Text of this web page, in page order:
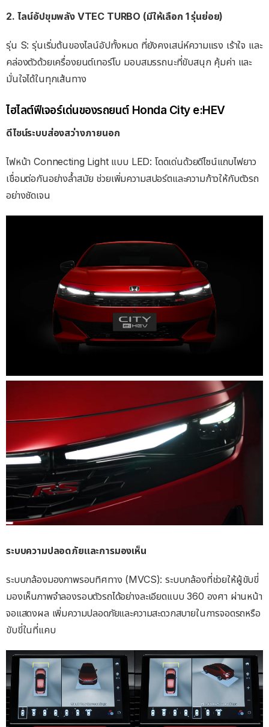
2. ไลน์อัปขุมพลัง VTEC TURBO (มีให้เลือก 1 รุ่นย่อย)
รุ่น S: รุ่นเริ่มต้นของไลน์อัปทั้งหมด ที่ยังคงเสน่ห์ความแรง เร้าใจ และ
คล่องตัวด้วยเครื่องยนต์เทอร์โบ มอบสมรรถนะที่ขับสนุก คุ้มค่า และ
มั่นใจได้ในทุกเส้นทาง
ไฮไลต์ฟีเจอร์เด่นของรถยนต์ Honda City e:HEV
ดีไซน์ระบบส่องสว่างภายนอก
ไฟหน้า Connecting Light แบบ LED: โดดเด่นด้วยดีไซน์แถบไฟยาว
เชื่อมต่อกันอย่างล้ำสมัย ช่วยเพิ่มความสปอร์ตและความก้าวให้กับตัวรถ
อย่างชัดเจน
ระบบความปลอดภัยและการมองเห็น
ระบบกล้องมองภาพรอบทิศทาง (MVCS): ระบบกล้องที่ช่วยให้ผู้ขับขี่
มองเห็นภาพจำลองรอบตัวรถได้อย่างละเอียดแบบ 360 องศา ผ่านหน้า
จอแสดงผล เพิ่มความปลอดภัยและความสะดวกสบายในการจอดรถหรือ
ขับขี่ในที่แคบ